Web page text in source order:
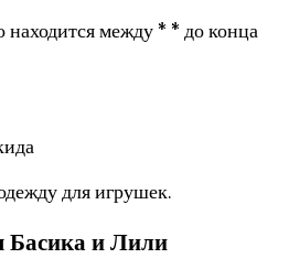
между * * до конца
для игрушек.
и Лили